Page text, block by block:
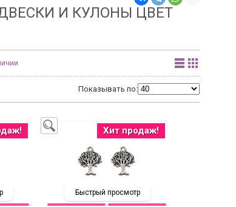
И КУЛОНЫ ЦВЕТ
Показывать по:
Быстрый просмотр
Хит продаж!